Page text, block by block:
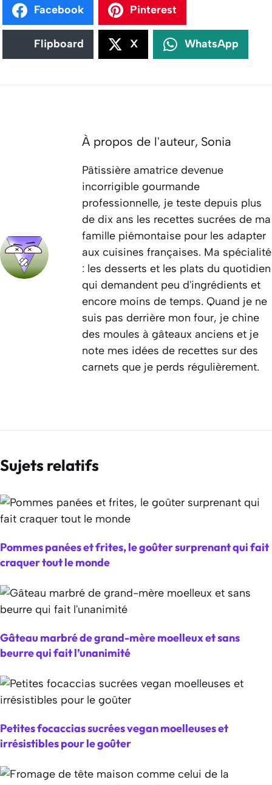
Facebook Pinterest
Flipboard X WhatsApp
À propos de l'auteur, Sonia
Pâtissière amatrice devenue
incorrigible gourmande
professionnelle, je teste depuis plus
de dix ans les recettes sucrées de ma
famille piémontaise pour les adapter
aux cuisines françaises. Ma spécialité
: les desserts et les plats du quotidien
qui demandent peu d'ingrédients et
encore moins de temps. Quand je ne
suis pas derrière mon four, je chine
des moules à gâteaux anciens et je
note mes idées de recettes sur des
carnets que je perds régulièrement.
Sujets relatifs
Pommes panées et frites, le goûter surprenant qui fait
craquer tout le monde
Gâteau marbré de grand-mère moelleux et sans
beurre qui fait l’unanimité
Petites focaccias sucrées vegan moelleuses et
irrésistibles pour le goûter